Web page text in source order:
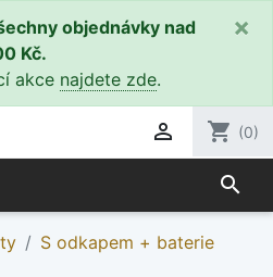
objednávky nad
Kč.
akce najdete zde.
×
 shopping_cart (0)
search
S odkapem + baterie